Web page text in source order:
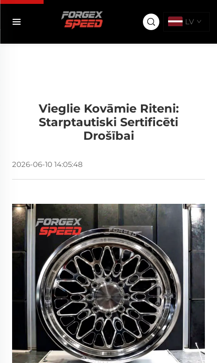
LV
Vieglie Kovāmie Riteni:
Starptautiski Sertificēti
Drošībai
2026-06-10 14:05:48